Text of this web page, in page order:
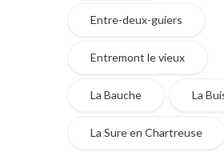
Entre-deux-guiers
Entremont le vieux
La Bauche La
La Sure en Chartreuse